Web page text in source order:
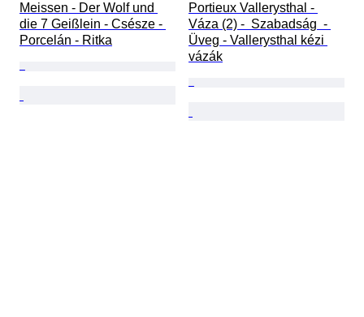
Meissen - Der Wolf und
die 7 Geißlein - Csésze -
Porcelán - Ritka
Portieux Vallerysthal -
Váza (2) -  Szabadság  -
Üveg - Vallerysthal kézi
vázák